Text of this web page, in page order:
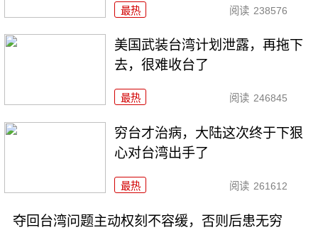
最热 阅读 238576
美国武装台湾计划泄露，再拖下
去，很难收台了
最热 阅读 246845
穷台才治病，大陆这次终于下狠
心对台湾出手了
最热 阅读 261612
夺回台湾问题主动权刻不容缓，否则后患无穷